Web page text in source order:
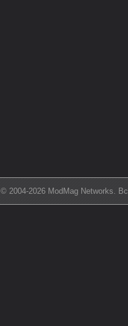
© 2004-2026 ModMag Networks.